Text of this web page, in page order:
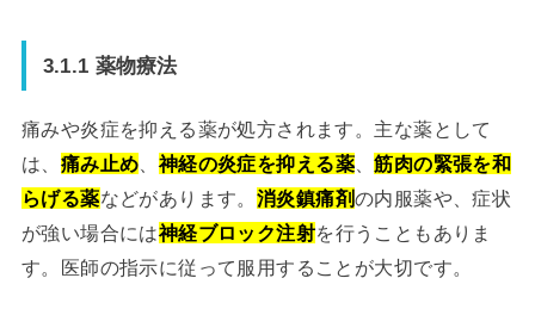
3.1.1 薬物療法
痛みや炎症を抑える薬が処方されます。主な薬として
は、 痛み止め 、神経の炎症を抑える薬、筋肉の緊張を和
らげる薬などがあります。 消炎鎮痛剤の内服薬や、症状
が強い場合には神経ブロック注射を行うこともありま
す。医師の指示に従って服用することが大切です。